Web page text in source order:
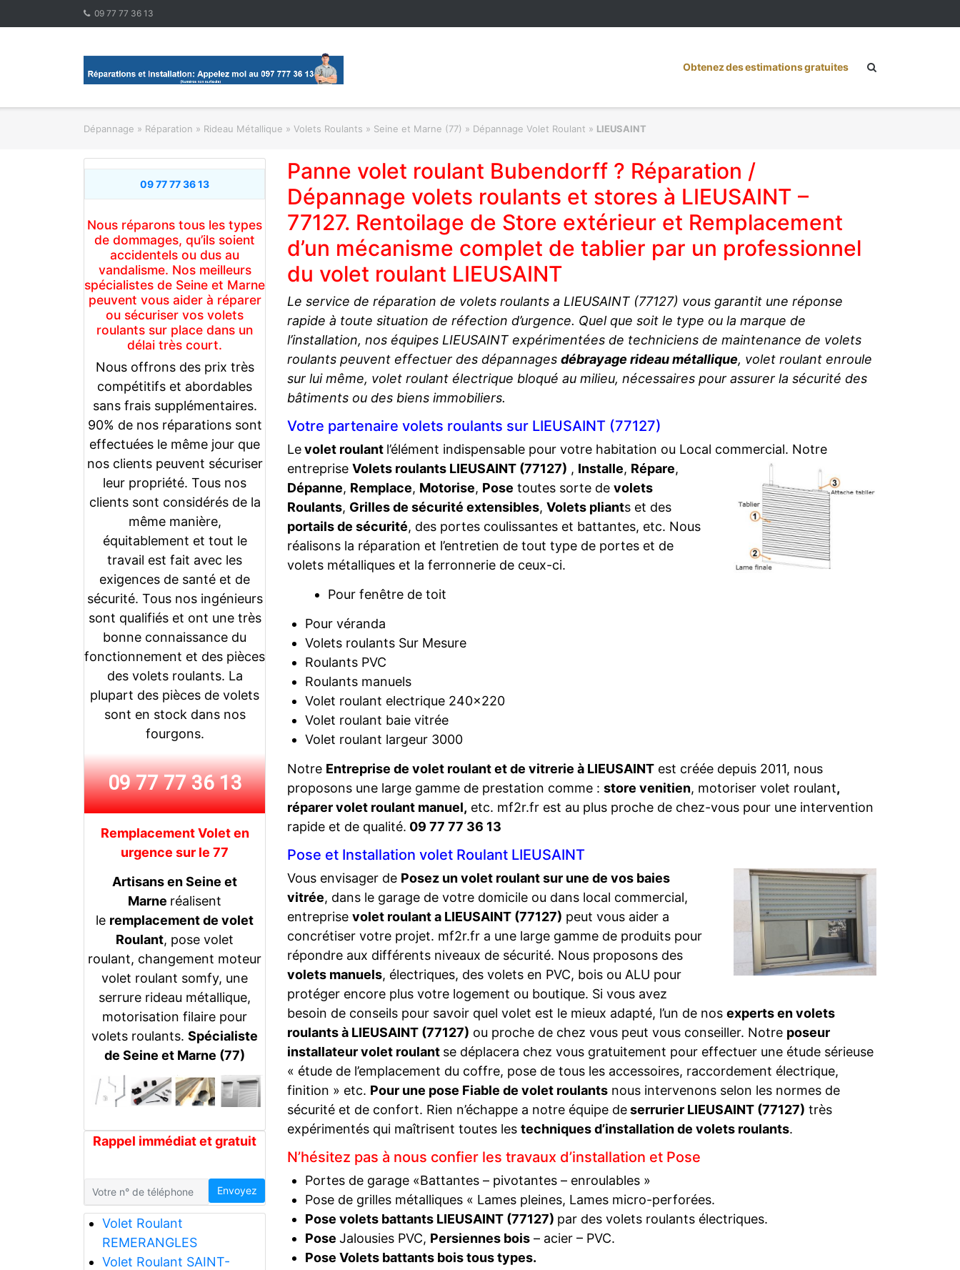
09 77 77 36 13
Obtenez des estimations gratuites
Dépannage » Réparation » Rideau Métallique » Volets Roulants » Seine et Marne (77) » Dépannage Volet Roulant » LIEUSAINT
09 77 77 36 13
Nous réparons tous les types
de dommages, qu’ils soient
accidentels ou dus au
vandalisme. Nos meilleurs
spécialistes de Seine et Marne
peuvent vous aider à réparer
ou sécuriser vos volets
roulants sur place dans un
délai très court.
Nous offrons des prix très
compétitifs et abordables
sans frais supplémentaires.
90% de nos réparations sont
effectuées le même jour que
nos clients peuvent sécuriser
leur propriété. Tous nos
clients sont considérés de la
même manière,
équitablement et tout le
travail est fait avec les
exigences de santé et de
sécurité. Tous nos ingénieurs
sont qualifiés et ont une très
bonne connaissance du
fonctionnement et des pièces
des volets roulants. La
plupart des pièces de volets
sont en stock dans nos
fourgons.
09 77 77 36 13
Remplacement Volet en
urgence sur le 77
Artisans en Seine et
Marne réalisent
le remplacement de volet
Roulant, pose volet
roulant, changement moteur
volet roulant somfy, une
serrure rideau métallique,
motorisation filaire pour
volets roulants. Spécialiste
de Seine et Marne (77)
Rappel immédiat et gratuit
Envoyez
Volet Roulant
REMERANGLES
Volet Roulant SAINT-
Panne volet roulant Bubendorff ? Réparation /
Dépannage volets roulants et stores à LIEUSAINT –
77127. Rentoilage de Store extérieur et Remplacement
d’un mécanisme complet de tablier par un professionnel
du volet roulant LIEUSAINT
Le service de réparation de volets roulants a LIEUSAINT (77127) vous garantit une réponse
rapide à toute situation de réfection d’urgence. Quel que soit le type ou la marque de
l’installation, nos équipes LIEUSAINT expérimentées de techniciens de maintenance de volets
roulants peuvent effectuer des dépannages débrayage rideau métallique, volet roulant enroule
sur lui même, volet roulant électrique bloqué au milieu, nécessaires pour assurer la sécurité des
bâtiments ou des biens immobiliers.
Votre partenaire volets roulants sur LIEUSAINT (77127)
Levolet roulant l’élément indispensable pour votre habitation ou Local commercial. Notre
entreprise Volets roulants LIEUSAINT (77127) , Installe, Répare,
Dépanne, Remplace, Motorise, Pose toutes sorte de volets
Roulants, Grilles de sécurité extensibles, Volets pliants et des
portails de sécurité, des portes coulissantes et battantes, etc. Nous
réalisons la réparation et l’entretien de tout type de portes et de
volets métalliques et la ferronnerie de ceux-ci.
Pour fenêtre de toit
Pour véranda
Volets roulants Sur Mesure
Roulants PVC
Roulants manuels
Volet roulant electrique 240×220
Volet roulant baie vitrée
Volet roulant largeur 3000
Notre Entreprise de volet roulant et de vitrerie à LIEUSAINT est créée depuis 2011, nous
proposons une large gamme de prestation comme : store venitien, motoriser volet roulant,
réparer volet roulant manuel, etc. mf2r.fr est au plus proche de chez-vous pour une intervention
rapide et de qualité. 09 77 77 36 13
Pose et Installation volet Roulant LIEUSAINT
Vous envisager de Posez un volet roulant sur une de vos baies
vitrée, dans le garage de votre domicile ou dans local commercial,
entreprise volet roulant a LIEUSAINT (77127) peut vous aider a
concrétiser votre projet. mf2r.fr a une large gamme de produits pour
répondre aux différents niveaux de sécurité. Nous proposons des
volets manuels, électriques, des volets en PVC, bois ou ALU pour
protéger encore plus votre logement ou boutique. Si vous avez
besoin de conseils pour savoir quel volet est le mieux adapté, l’un de nos experts en volets
roulants à LIEUSAINT (77127) ou proche de chez vous peut vous conseiller. Notre poseur
installateur volet roulant se déplacera chez vous gratuitement pour effectuer une étude sérieuse
« étude de l’emplacement du coffre, pose de tous les accessoires, raccordement électrique,
finition » etc. Pour une pose Fiable de volet roulants nous intervenons selon les normes de
sécurité et de confort. Rien n’échappe a notre équipe deserrurier LIEUSAINT (77127) très
expérimentés qui maîtrisent toutes les techniques d’installation de volets roulants.
N’hésitez pas à nous confier les travaux d’installation et Pose
Portes de garage «Battantes – pivotantes – enroulables »
Pose de grilles métalliques « Lames pleines, Lames micro-perforées.
Pose volets battants LIEUSAINT (77127) par des volets roulants électriques.
Pose Jalousies PVC, Persiennes bois– acier – PVC.
Pose Volets battants bois tous types.